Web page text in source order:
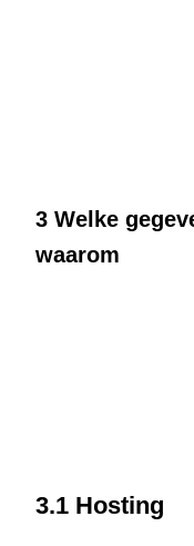
3 Welke
waarom
3.1 Hosting